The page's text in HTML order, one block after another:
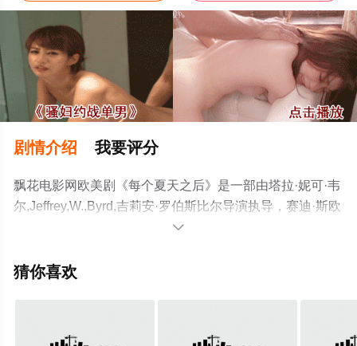
剧情介绍 我要评分
飘花电影网欧美剧《每个夏天之后》是一部由塔拉·妮可·韦
尔,Jeffrey,W.,Byrd,吉莉安·罗伯斯比尔导演执导，赛迪·斯欧
维奥,马特·,科耐特,奥罗拉·佩里诺,阿比盖尔·F·考恩,迈克尔·
尔德,Zoe,Pattenden等演员精彩演绎的美国电视剧，手机免

猜你喜欢